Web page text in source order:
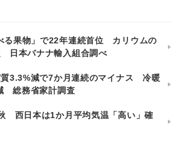
る果物」で22年連続首位 カリウムの
日本バナナ輸入組合調べ
3.3%減で7か月連続のマイナス 冷暖
総務省家計調査
西日本は1か月平均気温「高い」確